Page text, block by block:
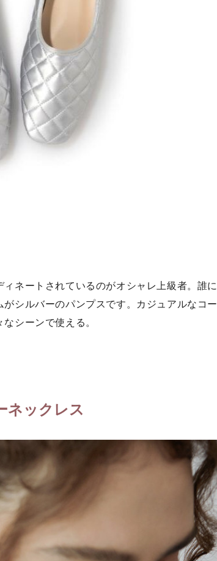
ネートされているのがオシャレ上級者。誰に
シルバーのパンプスです。カジュアルなコー
シーンで使える。
ネックレス